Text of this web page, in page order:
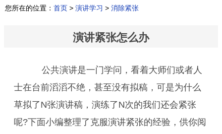
您所在的位置： 首页 > 演讲学习 > 消除紧张
演讲紧张怎么办
公共演讲是一门学问，看着大师们或者人
士在台前滔滔不绝，甚至没有拟稿，可是为什么
草拟了N张演讲稿，演练了N次的我们还会紧张
呢?下面小编整理了克服演讲紧张的经验，供你阅